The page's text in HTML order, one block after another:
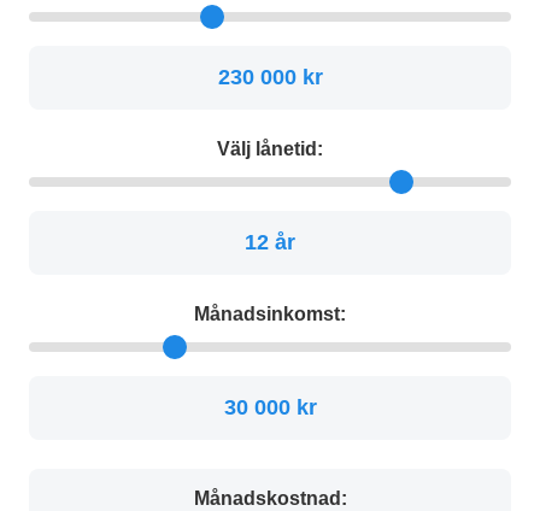
230 000 kr
Välj lånetid:
12 år
Månadsinkomst:
30 000 kr
Månadskostnad: